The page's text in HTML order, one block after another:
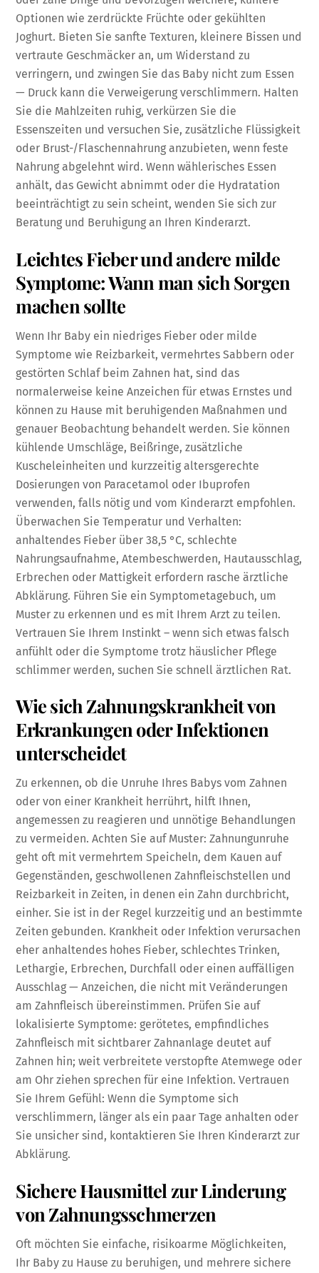
Optionen wie zerdrückte Früchte oder gekühlten
Joghurt. Bieten Sie sanfte Texturen, kleinere Bissen und
vertraute Geschmäcker an, um Widerstand zu
verringern, und zwingen Sie das Baby nicht zum Essen
— Druck kann die Verweigerung verschlimmern. Halten
Sie die Mahlzeiten ruhig, verkürzen Sie die
Essenszeiten und versuchen Sie, zusätzliche Flüssigkeit
oder Brust-/Flaschennahrung anzubieten, wenn feste
Nahrung abgelehnt wird. Wenn wählerisches Essen
anhält, das Gewicht abnimmt oder die Hydratation
beeinträchtigt zu sein scheint, wenden Sie sich zur
Beratung und Beruhigung an Ihren Kinderarzt.
Leichtes Fieber und andere milde
Symptome: Wann man sich Sorgen
machen sollte
Wenn Ihr Baby ein niedriges Fieber oder milde
Symptome wie Reizbarkeit, vermehrtes Sabbern oder
gestörten Schlaf beim Zahnen hat, sind das
normalerweise keine Anzeichen für etwas Ernstes und
können zu Hause mit beruhigenden Maßnahmen und
genauer Beobachtung behandelt werden. Sie können
kühlende Umschläge, Beißringe, zusätzliche
Kuscheleinheiten und kurzzeitig altersgerechte
Dosierungen von Paracetamol oder Ibuprofen
verwenden, falls nötig und vom Kinderarzt empfohlen.
Überwachen Sie Temperatur und Verhalten:
anhaltendes Fieber über 38,5 °C, schlechte
Nahrungsaufnahme, Atembeschwerden, Hautausschlag,
Erbrechen oder Mattigkeit erfordern rasche ärztliche
Abklärung. Führen Sie ein Symptometagebuch, um
Muster zu erkennen und es mit Ihrem Arzt zu teilen.
Vertrauen Sie Ihrem Instinkt – wenn sich etwas falsch
anfühlt oder die Symptome trotz häuslicher Pflege
schlimmer werden, suchen Sie schnell ärztlichen Rat.
Wie sich Zahnungskrankheit von
Erkrankungen oder Infektionen
unterscheidet
Zu erkennen, ob die Unruhe Ihres Babys vom Zahnen
oder von einer Krankheit herrührt, hilft Ihnen,
angemessen zu reagieren und unnötige Behandlungen
zu vermeiden. Achten Sie auf Muster: Zahnungunruhe
geht oft mit vermehrtem Speicheln, dem Kauen auf
Gegenständen, geschwollenen Zahnfleischstellen und
Reizbarkeit in Zeiten, in denen ein Zahn durchbricht,
einher. Sie ist in der Regel kurzzeitig und an bestimmte
Zeiten gebunden. Krankheit oder Infektion verursachen
eher anhaltendes hohes Fieber, schlechtes Trinken,
Lethargie, Erbrechen, Durchfall oder einen auffälligen
Ausschlag — Anzeichen, die nicht mit Veränderungen
am Zahnfleisch übereinstimmen. Prüfen Sie auf
lokalisierte Symptome: gerötetes, empfindliches
Zahnfleisch mit sichtbarer Zahnanlage deutet auf
Zahnen hin; weit verbreitete verstopfte Atemwege oder
am Ohr ziehen sprechen für eine Infektion. Vertrauen
Sie Ihrem Gefühl: Wenn die Symptome sich
verschlimmern, länger als ein paar Tage anhalten oder
Sie unsicher sind, kontaktieren Sie Ihren Kinderarzt zur
Abklärung.
Sichere Hausmittel zur Linderung
von Zahnungsschmerzen
Oft möchten Sie einfache, risikoarme Möglichkeiten,
Ihr Baby zu Hause zu beruhigen, und mehrere sichere